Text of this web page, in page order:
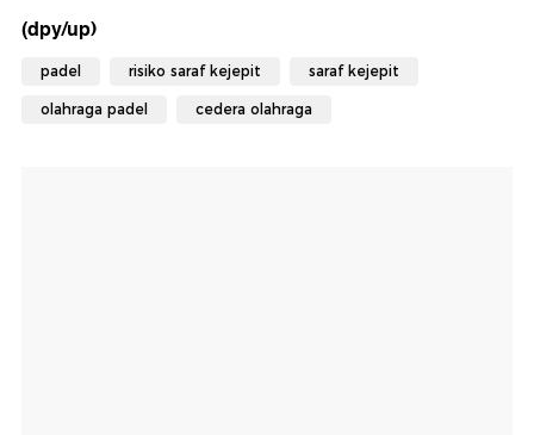
(dpy/up)
padel risiko saraf kejepit saraf kejepit
olahraga padel cedera olahraga